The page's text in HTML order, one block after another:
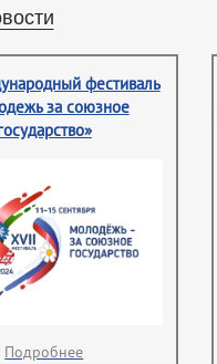
фестиваль
за союзное
Подробнее